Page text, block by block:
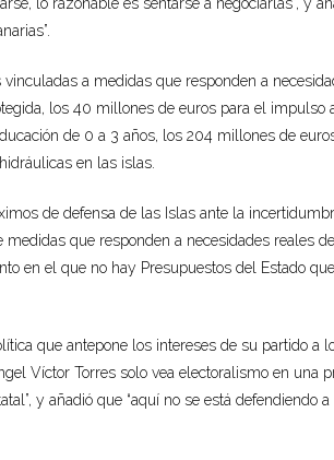
lo razonable es sentarse a negociarlas”, y
a medidas que responden a
los 40 millones de euros para el impulso
de 0 a 3 años, los 204 millones de
en las islas.
de defensa de las Islas ante la
que responden a necesidades reales
en el que no hay Presupuestos del Estado que
que antepone los intereses de su partido a
Víctor Torres solo vea electoralismo en una
y añadió que “aquí no se está defendiendo a